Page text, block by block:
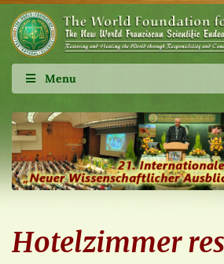
Menu
Hotelzimmer